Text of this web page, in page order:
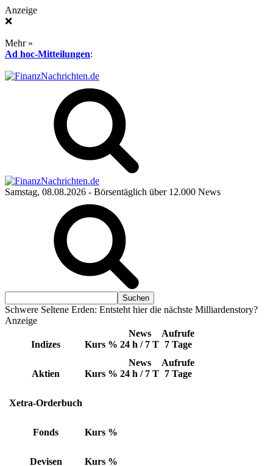
Anzeige
❌
Mehr »
Ad hoc-Mitteilungen:
Samstag, 08.08.2026 - Börsentäglich über 12.000 News
Schwere Seltene Erden: Entsteht hier die nächste Milliardenstory?
Anzeige
Indizes Kurs %
News
24 h / 7 T
Aufrufe
7 Tage
Aktien Kurs %
News
24 h / 7 T
Aufrufe
7 Tage
Xetra-Orderbuch
Fonds Kurs %
Devisen Kurs %